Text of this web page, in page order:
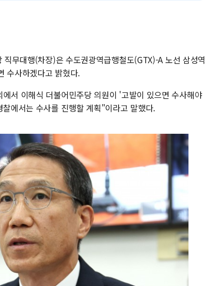
무대행(차장)은 수도권광역급행철도(GTX)-A 노선 삼성역
수사하겠다고 밝혔다.
서 이해식 더불어민주당 의원이 '고발이 있으면 수사해야
에서는 수사를 진행할 계획"이라고 말했다.